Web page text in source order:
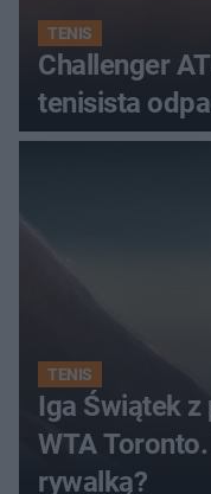
TENIS
Challenger
tenisista
TENIS
Iga Świątek
WTA
rywalką?